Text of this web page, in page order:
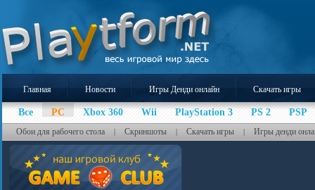
Главная Новости Игры Денди онлайн Скачать игры
Все PC Xbox 360 Wii PlayStation 3 PS 2 PSP
Обои для рабочего стола | Скриншоты | Скачать игры | Игры денди